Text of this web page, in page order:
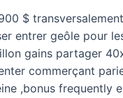
$
entrer geôle pour
gains partager
commerçant
,bonus